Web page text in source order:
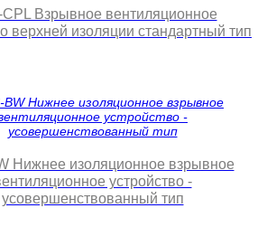
CPL Взрывное вентиляционное
верхней изоляции стандартный тип
Нижнее изоляционное взрывное
устройство -
усовершенствованный тип